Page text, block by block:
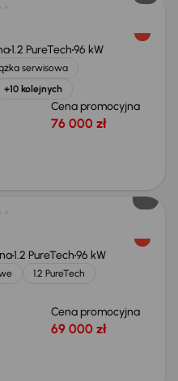
1.2 PureTech96 kW
serwisowa
+10 kolejnych
Cena promocyjna
76 000 zł
1.2 PureTech96 kW
1.2 PureTech
Cena promocyjna
69 000 zł